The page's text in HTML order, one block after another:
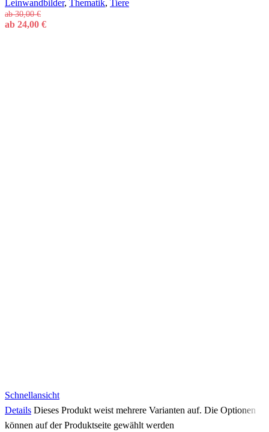
Leinwandbilder, Thematik, Tiere
ab30,00€
ab 24,00 €
Schnellansicht
Details Dieses Produkt weist mehrere Varianten auf. Die Optionen
können auf der Produktseite gewählt werden